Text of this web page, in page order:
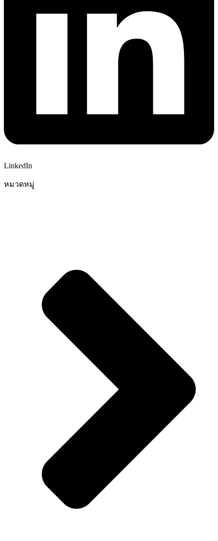
LinkedIn
หมวดหมู่